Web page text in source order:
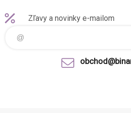
Zľavy a novinky e-mailom